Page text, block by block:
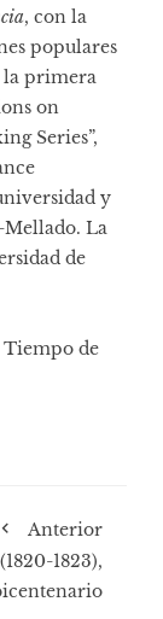
, con la
populares
la primera
on
Series”,
y
La
de
Tiempo de
Anterior
1823),